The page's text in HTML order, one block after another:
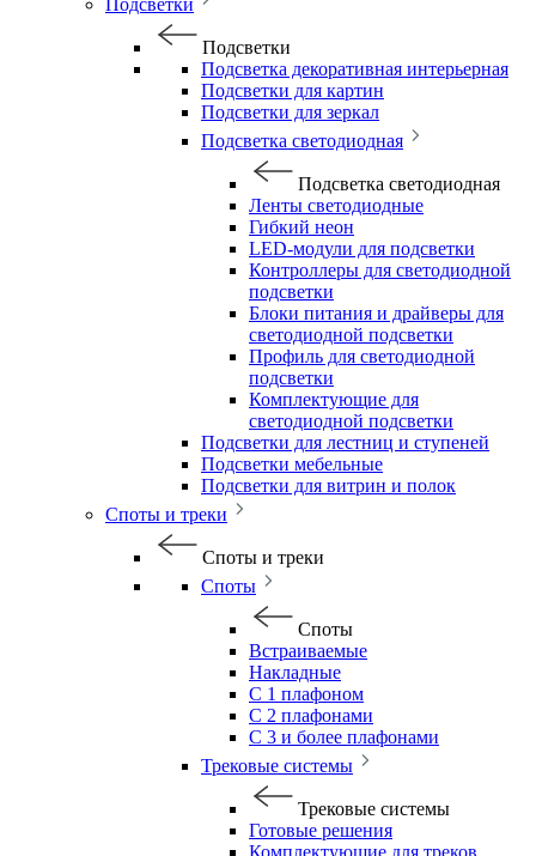
Подсветки
Подсветки
Подсветка декоративная интерьерная
Подсветки для картин
Подсветки для зеркал
Подсветка светодиодная
Подсветка светодиодная
Ленты светодиодные
Гибкий неон
LED-модули для подсветки
Контроллеры для светодиодной
подсветки
Блоки питания и драйверы для
светодиодной подсветки
Профиль для светодиодной
подсветки
Комплектующие для
светодиодной подсветки
Подсветки для лестниц и ступеней
Подсветки мебельные
Подсветки для витрин и полок
Споты и треки
Споты и треки
Споты
Споты
Встраиваемые
Накладные
С 1 плафоном
С 2 плафонами
С 3 и более плафонами
Трековые системы
Трековые системы
Готовые решения
Комплектующие для треков